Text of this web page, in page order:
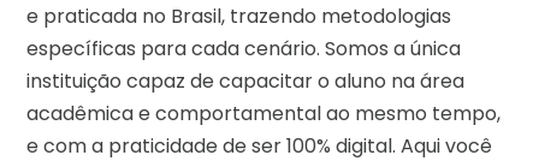
e praticada no Brasil, trazendo metodologias
específicas para cada cenário. Somos a única
instituição capaz de capacitar o aluno na área
acadêmica e comportamental ao mesmo tempo,
e com a praticidade de ser 100% digital. Aqui você